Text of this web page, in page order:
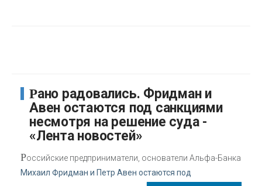
Рано радовались. Фридман и
Авен остаются под санкциями
несмотря на решение суда -
«Лента новостей»
Российские предприниматели, основатели Альфа-Банка
Михаил Фридман и Петр Авен остаются под